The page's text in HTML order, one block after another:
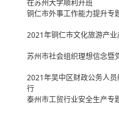
在苏州大学顺利开班
铜仁市外事工作能力提升专
2021年铜仁市文化旅游产
苏州市社会组织理想信念暨
2021年吴中区财政公务人
行
泰州市工贸行业安全生产专